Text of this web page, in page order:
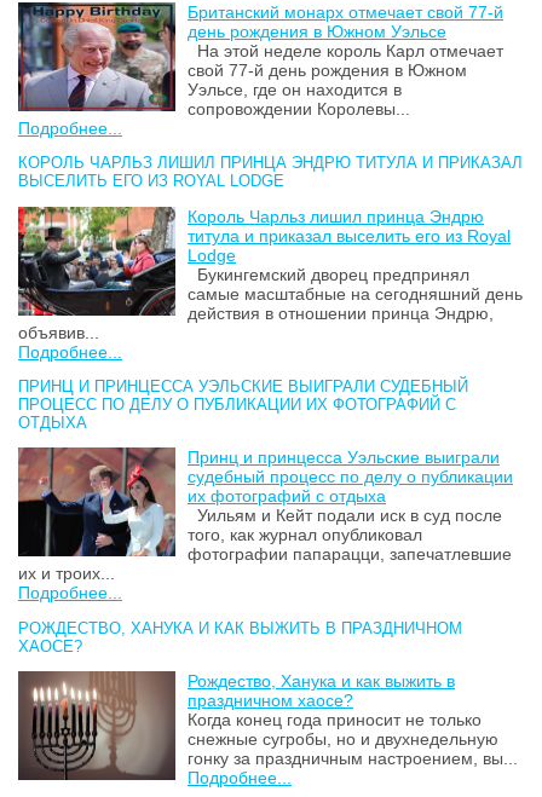
Британский монарх отмечает свой 77-й
день рождения в Южном Уэльсе
На этой неделе король Карл отмечает
свой 77-й день рождения в Южном
Уэльсе, где он находится в
сопровождении Королевы...
Подробнее...
КОРОЛЬ ЧАРЛЬЗ ЛИШИЛ ПРИНЦА ЭНДРЮ ТИТУЛА И ПРИКАЗАЛ
ВЫСЕЛИТЬ ЕГО ИЗ ROYAL LODGE
Король Чарльз лишил принца Эндрю
титула и приказал выселить его из Royal
Lodge
Букингемский дворец предпринял
самые масштабные на сегодняшний день
действия в отношении принца Эндрю,
объявив...
Подробнее...
ПРИНЦ И ПРИНЦЕССА УЭЛЬСКИЕ ВЫИГРАЛИ СУДЕБНЫЙ
ПРОЦЕСС ПО ДЕЛУ О ПУБЛИКАЦИИ ИХ ФОТОГРАФИЙ С
ОТДЫХА
Принц и принцесса Уэльские выиграли
судебный процесс по делу о публикации
их фотографий с отдыха
Уильям и Кейт подали иск в суд после
того, как журнал опубликовал
фотографии папарацци, запечатлевшие
их и троих...
Подробнее...
РОЖДЕСТВО, ХАНУКА И КАК ВЫЖИТЬ В ПРАЗДНИЧНОМ
ХАОСЕ?
Рождество, Ханука и как выжить в
праздничном хаосе?
Когда конец года приносит не только
снежные сугробы, но и двухнедельную
гонку за праздничным настроением, вы...
Подробнее...